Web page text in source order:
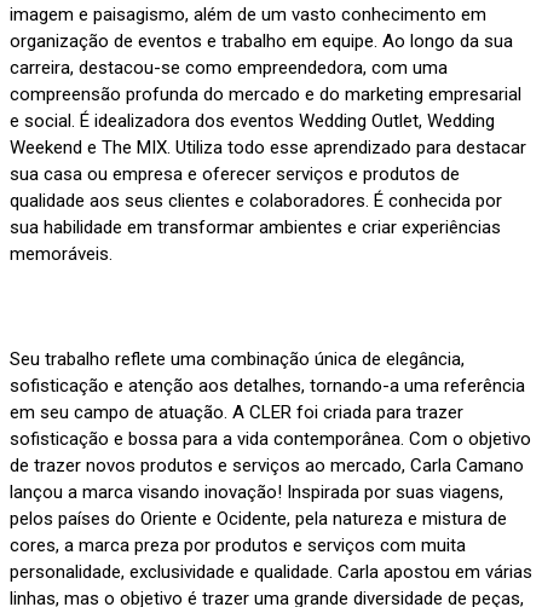
imagem e paisagismo, além de um vasto conhecimento em
organização de eventos e trabalho em equipe. Ao longo da sua
carreira, destacou-se como empreendedora, com uma
compreensão profunda do mercado e do marketing empresarial
e social. É idealizadora dos eventos Wedding Outlet, Wedding
Weekend e The MIX. Utiliza todo esse aprendizado para destacar
sua casa ou empresa e oferecer serviços e produtos de
qualidade aos seus clientes e colaboradores. É conhecida por
sua habilidade em transformar ambientes e criar experiências
memoráveis.
Seu trabalho reflete uma combinação única de elegância,
sofisticação e atenção aos detalhes, tornando-a uma referência
em seu campo de atuação. A CLER foi criada para trazer
sofisticação e bossa para a vida contemporânea. Com o objetivo
de trazer novos produtos e serviços ao mercado, Carla Camano
lançou a marca visando inovação! Inspirada por suas viagens,
pelos países do Oriente e Ocidente, pela natureza e mistura de
cores, a marca preza por produtos e serviços com muita
personalidade, exclusividade e qualidade. Carla apostou em várias
linhas, mas o objetivo é trazer uma grande diversidade de peças,